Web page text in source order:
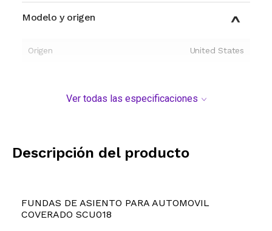
Modelo y origen
Origen United States
Ver todas las especificaciones
Descripción del producto
FUNDAS DE ASIENTO PARA AUTOMOVIL
COVERADO SCU018